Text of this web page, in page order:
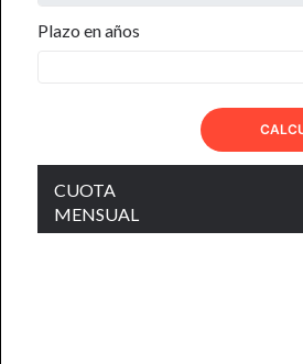
Plazo en años
CUOTA
MENSUAL